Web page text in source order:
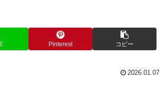
Pinterest コピー
2026.01.07